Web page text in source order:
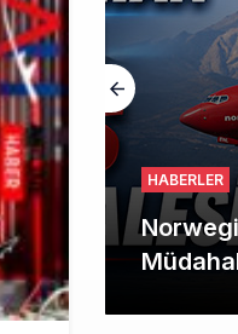
HABERLER